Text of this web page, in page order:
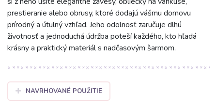
prestieranie alebo obrusy, ktoré dodajú vášmu domovu
prírodný a útulný vzhľad. Jeho odolnosť zaručuje dlhú
životnosť a jednoduchá údržba poteší každého, kto hľadá
krásny a praktický materiál s nadčasovým šarmom.
NAVRHOVANÉ POUŽITIE